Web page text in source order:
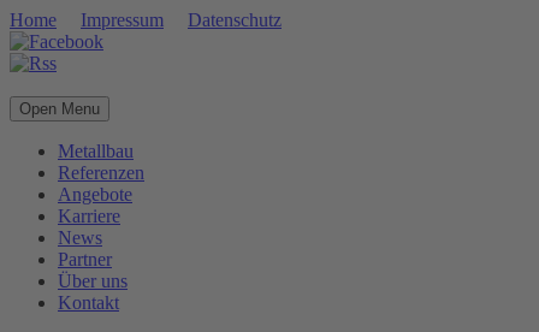
Home Impressum Datenschutz
Open Menu
Metallbau
Referenzen
Angebote
Karriere
News
Partner
Über uns
Kontakt